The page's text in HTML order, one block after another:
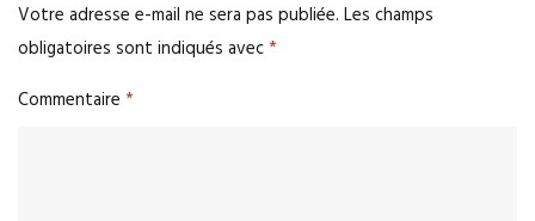
Votre adresse e-mail ne sera pas publiée. Les champs
obligatoires sont indiqués avec*
Commentaire *